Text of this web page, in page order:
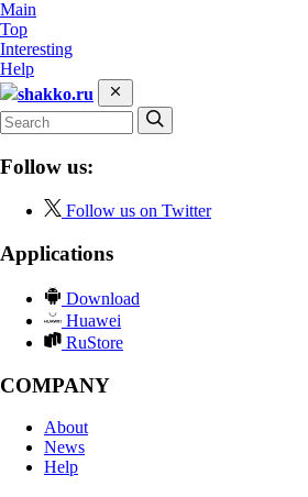
Main
Top
Interesting
Help
shakko.ru
Follow us:
Follow us on Twitter
Applications
Download
Huawei
RuStore
COMPANY
About
News
Help